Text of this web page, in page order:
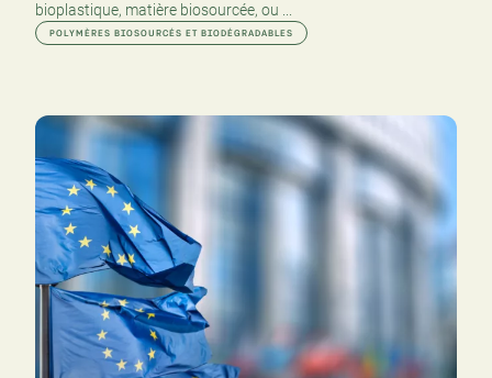
bioplastique, matière biosourcée, ou ...
POLYMÈRES BIOSOURCÉS ET BIODÉGRADABLES